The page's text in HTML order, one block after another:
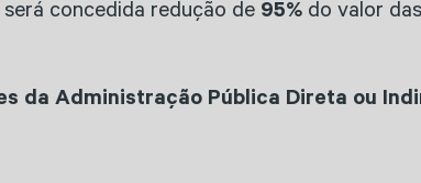
concedida redução de 95% do valor
da Administração Pública Direta ou